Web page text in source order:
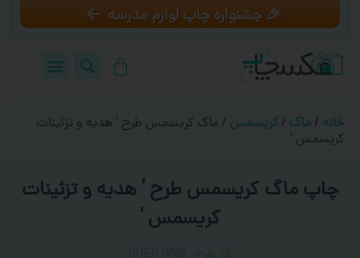
🎉 جشنواره چاپ لوازم مدرسه
خانه / ماگ / کریسمس / ماگ کریسمس طرح ‘ هدیه و تزئینات
کریسمس ‘
چاپ ماگ کریسمس طرح ‘ هدیه و تزئینات
کریسمس ‘